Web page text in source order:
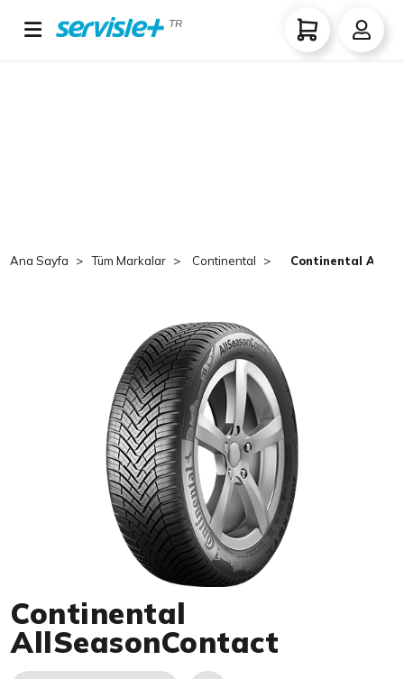
TR
Ana Sayfa Tüm Markalar Continental Continental
Continental
AllSeasonContact